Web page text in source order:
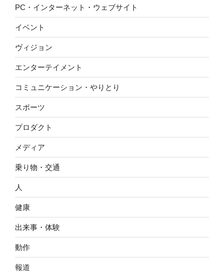
PC・インターネット・ウェブサイト
イベント
ヴィジョン
エンターテイメント
コミュニケーション・やりとり
スポーツ
プロダクト
メディア
乗り物・交通
人
健康
出来事・体験
動作
報道